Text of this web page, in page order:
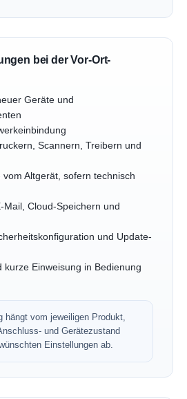
bei der Vor-Ort-
Geräte und
Scannern, Treibern und
vom Altgerät, sofern technisch
Mail, Cloud-Speichern und
und Update-
kurze Einweisung in Bedienung
hängt vom jeweiligen Produkt,
und Gerätezustand
Einstellungen ab.